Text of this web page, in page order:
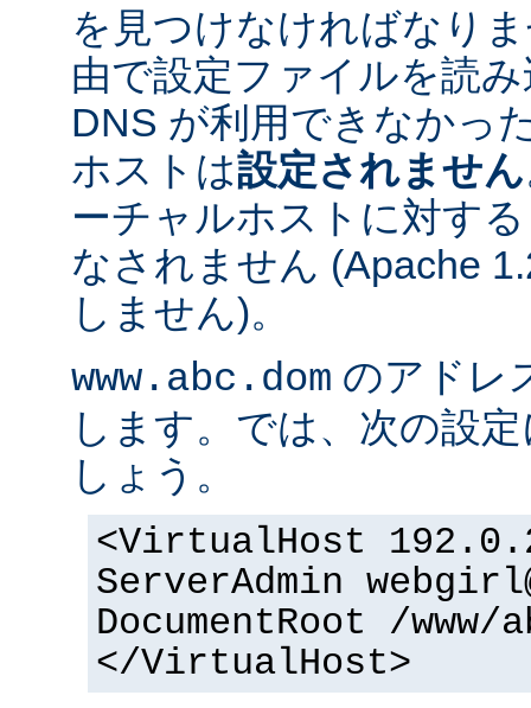
を見つけなければなり
由で設定ファイルを読
DNS が利用できなかっ
ホストは設定されません
ーチャルホストに対す
なされません (Apache
しません)。
www.abc.dom のアドレ
します。では、次の設
しょう。
<VirtualHost
ServerAdmin
DocumentRoot /www/
</VirtualHost>